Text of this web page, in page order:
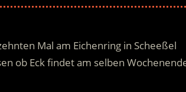
Mal am Eichenring in Scheeßel
ob Eck findet am selben